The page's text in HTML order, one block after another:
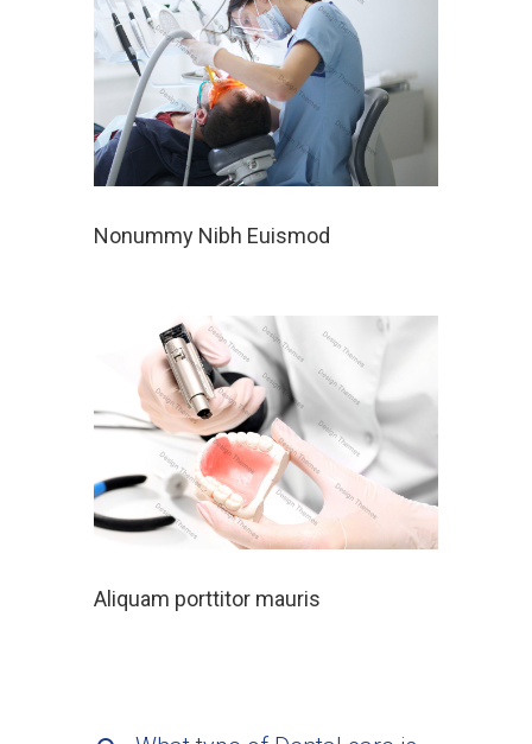
Nonummy Nibh Euismod
Aliquam porttitor mauris